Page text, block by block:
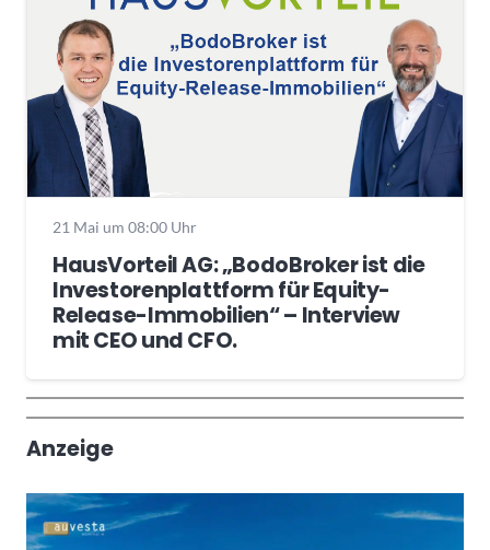
21 Mai um 08:00 Uhr
HausVorteil AG: „BodoBroker ist die
Investorenplattform für Equity-
Release-Immobilien“ – Interview
mit CEO und CFO.
Wochenrückblick
Trendthemen
Anzeige